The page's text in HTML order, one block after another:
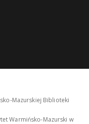
Mazurskiej Biblioteki
Warmińsko-Mazurski w